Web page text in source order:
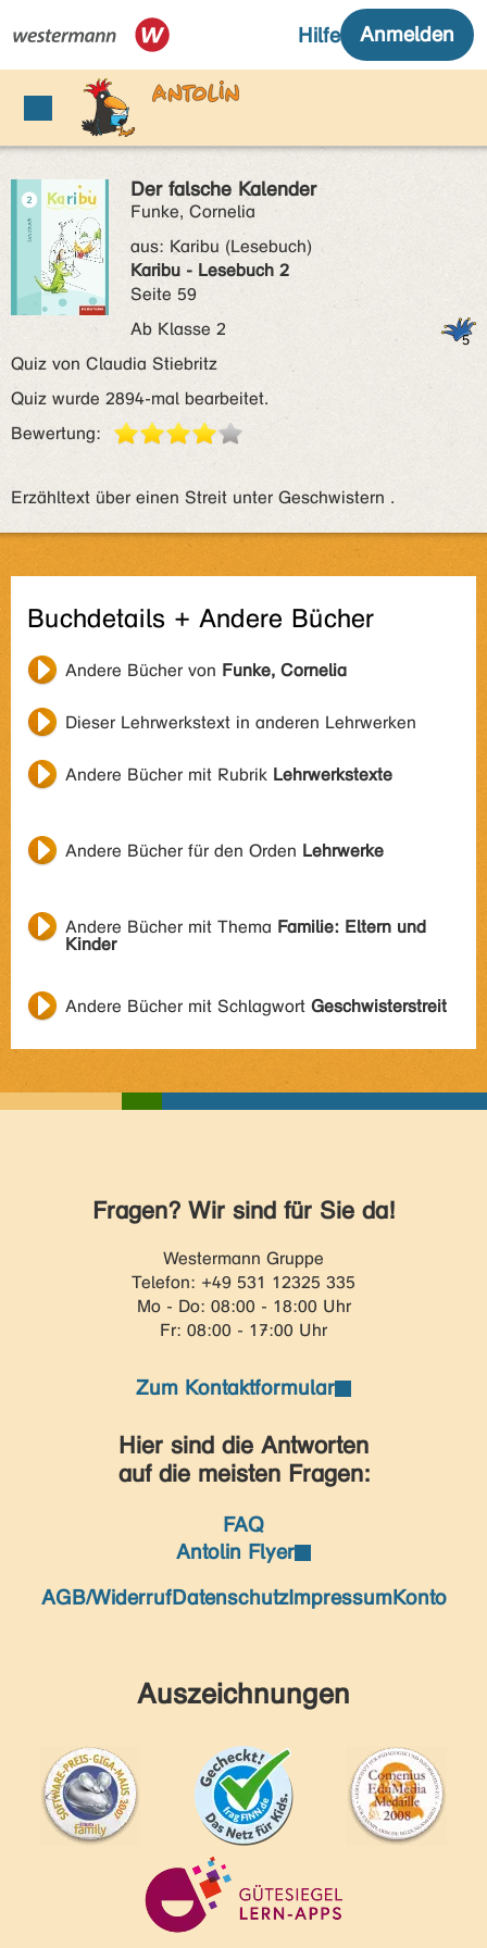
Der falsche Kalender
Funke, Cornelia
aus: Karibu (Lesebuch)
Karibu - Lesebuch 2
Seite 59
Ab Klasse 2
Quiz von Claudia Stiebritz
Quiz wurde 2894-mal bearbeitet.
Bewertung:
Erzähltext über einen Streit unter Geschwistern .
Buchdetails + Andere Bücher
Andere Bücher von Funke, Cornelia
Dieser Lehrwerkstext in anderen Lehrwerken
Andere Bücher mit Rubrik Lehrwerkstexte
Andere Bücher für den Orden Lehrwerke
Andere Bücher mit Thema Familie: Eltern und
Kinder
Andere Bücher mit Schlagwort Geschwisterstreit